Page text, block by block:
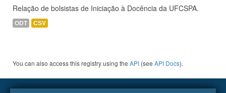
Relação de bolsistas de Iniciação à Docência da UFCSPA.
ODT CSV
You can also access this registry using the API (see API Docs).